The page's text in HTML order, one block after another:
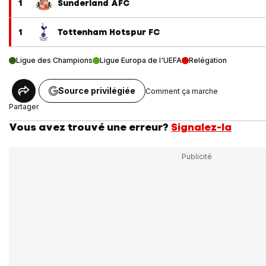
1 Sunderland AFC
1 Tottenham Hotspur FC
Ligue des Champions Ligue Europa de l'UEFA Relégation
Partager
Source privilégiée Comment ça marche
Vous avez trouvé une erreur? Signalez-la